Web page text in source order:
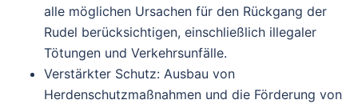
alle möglichen Ursachen für den Rückgang der
Rudel berücksichtigen, einschließlich illegaler
Tötungen und Verkehrsunfälle.
Verstärkter Schutz: Ausbau von
Herdenschutzmaßnahmen und die Förderung von